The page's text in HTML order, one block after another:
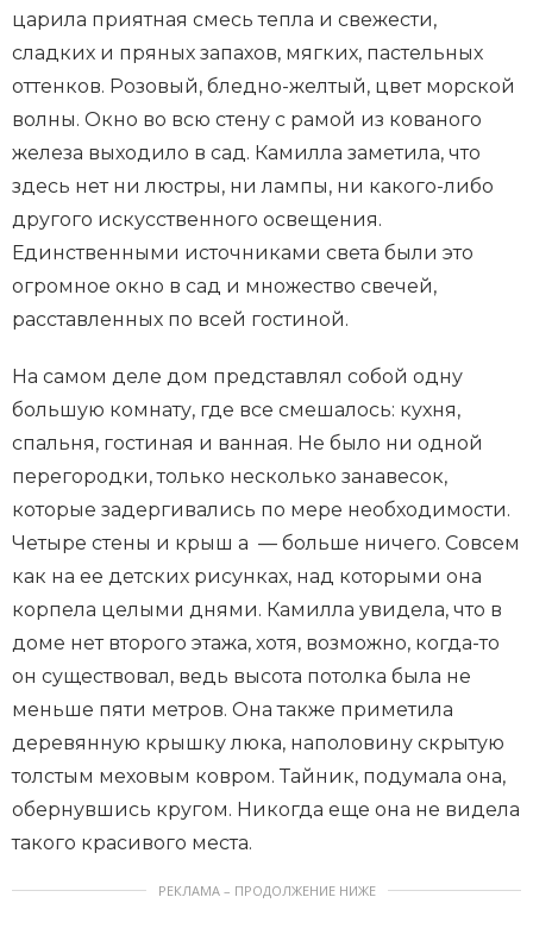
царила приятная смесь тепла и свежести,
сладких и пряных запахов, мягких, пастельных
оттенков. Розовый, бледно-желтый, цвет морской
волны. Окно во всю стену с рамой из кованого
железа выходило в сад. Камилла заметила, что
здесь нет ни люстры, ни лампы, ни какого-либо
другого искусственного освещения.
Единственными источниками света были это
огромное окно в сад и множество свечей,
расставленных по всей гостиной.
На самом деле дом представлял собой одну
большую комнату, где все смешалось: кухня,
спальня, гостиная и ванная. Не было ни одной
перегородки, только несколько занавесок,
которые задергивались по мере необходимости.
Четыре стены и крыш а — больше ничего. Совсем
как на ее детских рисунках, над которыми она
корпела целыми днями. Камилла увидела, что в
доме нет второго этажа, хотя, возможно, когда-то
он существовал, ведь высота потолка была не
меньше пяти метров. Она также приметила
деревянную крышку люка, наполовину скрытую
толстым меховым ковром. Тайник, подумала она,
обернувшись кругом. Никогда еще она не видела
такого красивого места.
РЕКЛАМА – ПРОДОЛЖЕНИЕ НИЖЕ